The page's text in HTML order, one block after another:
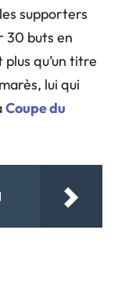
supporters
30 buts en
qu’un titre
lui qui
Coupe du